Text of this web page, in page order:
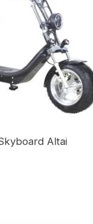
Altai